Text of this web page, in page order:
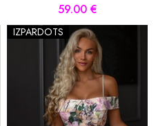
59.00 €
IZPĀRDOTS